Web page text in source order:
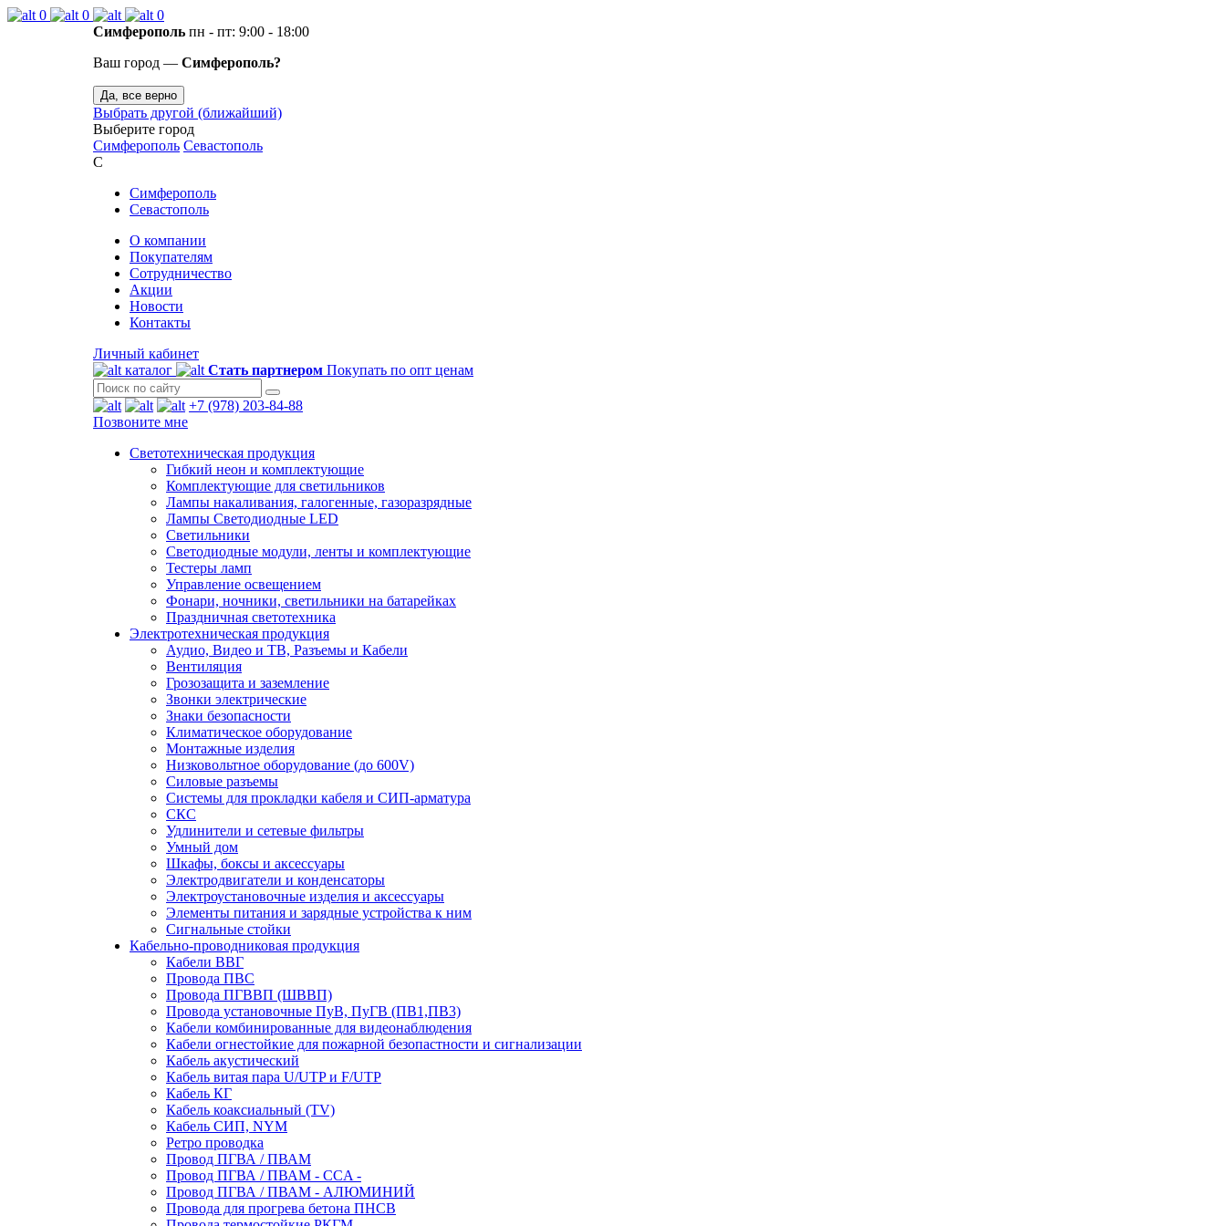
0 0
0
Симферополь пн - пт: 9:00 - 18:00
Ваш город — Симферополь?
Да, все верно
Выбрать другой (ближайший)
Выберите город
Симферополь Севастополь
С
Симферополь
Севастополь
О компании
Покупателям
Сотрудничество
Акции
Новости
Контакты
Личный кабинет
каталог
Стать партнером Покупать по опт ценам
+7 (978) 203-84-88
Позвоните мне
Светотехническая продукция
Гибкий неон и комплектующие
Комплектующие для светильников
Лампы накаливания, галогенные, газоразрядные
Лампы Светодиодные LED
Светильники
Светодиодные модули, ленты и комплектующие
Тестеры ламп
Управление освещением
Фонари, ночники, светильники на батарейках
Праздничная светотехника
Электротехническая продукция
Аудио, Видео и ТВ, Разъемы и Кабели
Вентиляция
Грозозащита и заземление
Звонки электрические
Знаки безопасности
Климатическое оборудование
Монтажные изделия
Низковольтное оборудование (до 600V)
Силовые разъемы
Системы для прокладки кабеля и СИП-арматура
СКС
Удлинители и сетевые фильтры
Умный дом
Шкафы, боксы и аксессуары
Электродвигатели и конденсаторы
Электроустановочные изделия и аксессуары
Элементы питания и зарядные устройства к ним
Сигнальные стойки
Кабельно-проводниковая продукция
Кабели ВВГ
Провода ПВС
Провода ПГВВП (ШВВП)
Провода установочные ПуВ, ПуГВ (ПВ1,ПВ3)
Кабели комбинированные для видеонаблюдения
Кабели огнестойкие для пожарной безопастности и сигнализации
Кабель акустический
Кабель витая пара U/UTP и F/UTP
Кабель КГ
Кабель коаксиальный (TV)
Кабель СИП, NYM
Ретро проводка
Провод ПГВА / ПВАМ
Провод ПГВА / ПВАМ - CCA -
Провод ПГВА / ПВАМ - АЛЮМИНИЙ
Провода для прогрева бетона ПНСВ